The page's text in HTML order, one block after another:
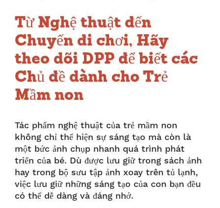
Từ Nghệ thuật đến
Chuyến đi chơi, Hãy
theo dõi DPP để biết các
Chủ đề dành cho Trẻ
Mầm non
Tác phẩm nghệ thuật của trẻ mầm non
không chỉ thể hiện sự sáng tạo mà còn là
một bức ảnh chụp nhanh quá trình phát
triển của bé. Dù được lưu giữ trong sách ảnh
hay trong bộ sưu tập ảnh xoay trên tủ lạnh,
việc lưu giữ những sáng tạo của con bạn đều
có thể dễ dàng và đáng nhớ.